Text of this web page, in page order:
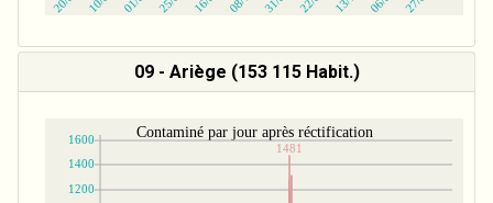
09 - Ariège (153 115 Habit.)